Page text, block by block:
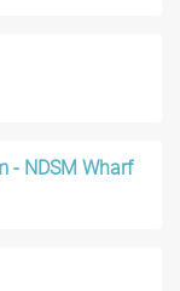
- NDSM Wharf